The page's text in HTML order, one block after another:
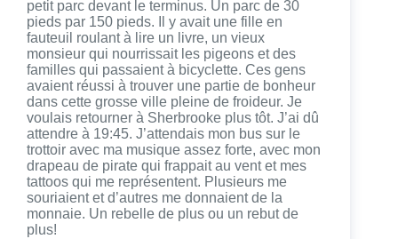
petit parc devant le terminus. Un parc de 30
pieds par 150 pieds. Il y avait une fille en
fauteuil roulant à lire un livre, un vieux
monsieur qui nourrissait les pigeons et des
familles qui passaient à bicyclette. Ces gens
avaient réussi à trouver une partie de bonheur
dans cette grosse ville pleine de froideur. Je
voulais retourner à Sherbrooke plus tôt. J’ai dû
attendre à 19:45. J’attendais mon bus sur le
trottoir avec ma musique assez forte, avec mon
drapeau de pirate qui frappait au vent et mes
tattoos qui me représentent. Plusieurs me
souriaient et d’autres me donnaient de la
monnaie. Un rebelle de plus ou un rebut de
plus!